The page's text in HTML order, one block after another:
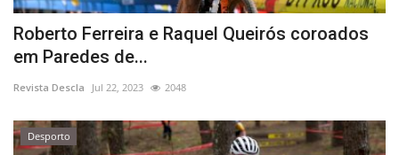
Roberto Ferreira e Raquel Queirós coroados
em Paredes de...
Revista Descla Jul 22, 2023 2048
Desporto